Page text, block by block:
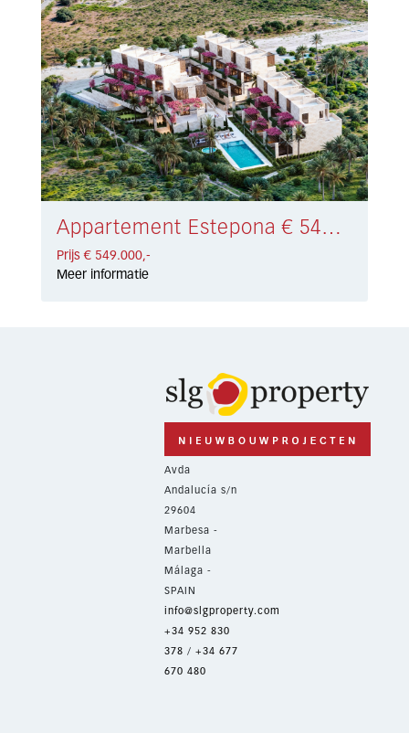
Appartement Estepona € 549.000,-
Prijs € 549.000,-
Meer informatie
Avda
Andalucía s/n
29604
Marbesa -
Marbella
Málaga -
SPAIN
info@slgproperty.com
+34 952 830
378 / +34 677
670 480